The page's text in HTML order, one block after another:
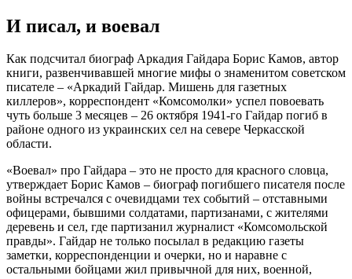
И писал, и воевал
Как подсчитал биограф Аркадия Гайдара Борис Камов, автор
книги, развенчивавшей многие мифы о знаменитом советском
писателе – «Аркадий Гайдар. Мишень для газетных
киллеров», корреспондент «Комсомолки» успел повоевать
чуть больше 3 месяцев – 26 октября 1941-го Гайдар погиб в
районе одного из украинских сел на севере Черкасской
области.
«Воевал» про Гайдара – это не просто для красного словца,
утверждает Борис Камов – биограф погибшего писателя после
войны встречался с очевидцами тех событий – отставными
офицерами, бывшими солдатами, партизанами, с жителями
деревень и сел, где партизанил журналист «Комсомольской
правды». Гайдар не только посылал в редакцию газеты
заметки, корреспонденции и очерки, но и наравне с
остальными бойцами жил привычной для них, военной,